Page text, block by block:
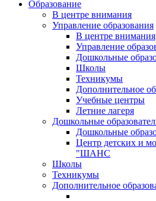
Образование
В центре внимания
Управление образования
В центре внимания
Управление
Дошкольные
Школы
Техникумы
Дополнительное
Учебные центры
Летние лагеря
Дошкольные
Дошкольные
Центр детских и
"ШАНС
Школы
Техникумы
Дополнительное